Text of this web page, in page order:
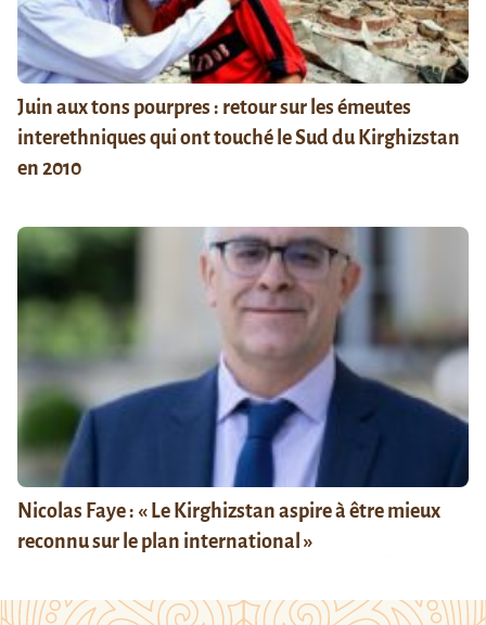
Juin aux tons pourpres : retour sur les émeutes
interethniques qui ont touché le Sud du Kirghizstan
en 2010
Nicolas Faye : « Le Kirghizstan aspire à être mieux
reconnu sur le plan international »